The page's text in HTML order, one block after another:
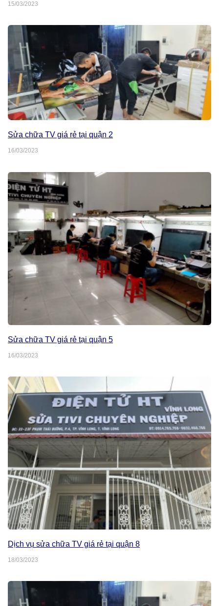
15/03/2023
Sửa chữa TV giá rẻ tại quận 2
16/03/2023
Sửa chữa TV giá rẻ tại quận 5
16/03/2023
Dịch vụ sửa chữa TV giá rẻ tại quận 8
18/03/2023